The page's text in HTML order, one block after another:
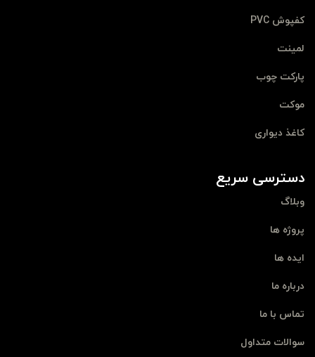
کفپوش PVC
لمینت
پارکت چوب
موکت
کاغذ دیواری
دسترسی سریع
وبلاگ
پروژه ها
ایده ها
درباره ما
تماس با ما
سوالات متداول